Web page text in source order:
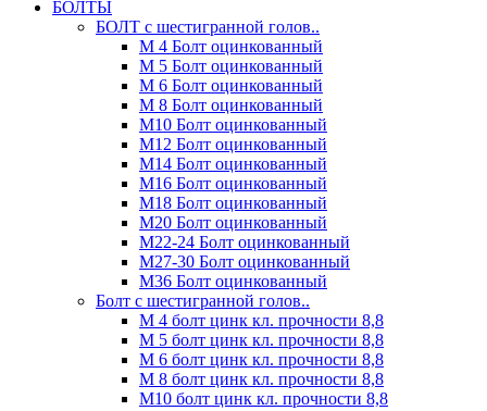
БОЛТЫ
БОЛТ с шестигранной голов..
М 4 Болт оцинкованный
М 5 Болт оцинкованный
М 6 Болт оцинкованный
М 8 Болт оцинкованный
М10 Болт оцинкованный
М12 Болт оцинкованный
М14 Болт оцинкованный
М16 Болт оцинкованный
М18 Болт оцинкованный
М20 Болт оцинкованный
М22-24 Болт оцинкованный
М27-30 Болт оцинкованный
М36 Болт оцинкованный
Болт с шестигранной голов..
М 4 болт цинк кл. прочности 8,8
М 5 болт цинк кл. прочности 8,8
М 6 болт цинк кл. прочности 8,8
М 8 болт цинк кл. прочности 8,8
М10 болт цинк кл. прочности 8,8